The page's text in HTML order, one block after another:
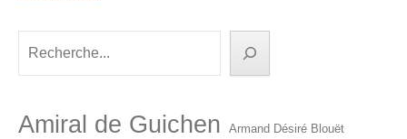
Amiral de Guichen Armand Désiré Blouët